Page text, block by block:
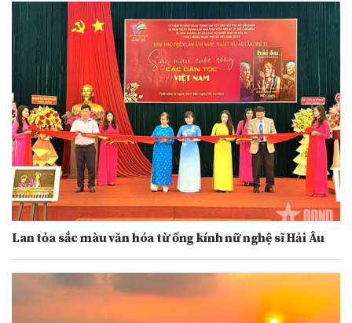
Lan tỏa sắc màu văn hóa từ ống kính nữ nghệ sĩ Hải Âu